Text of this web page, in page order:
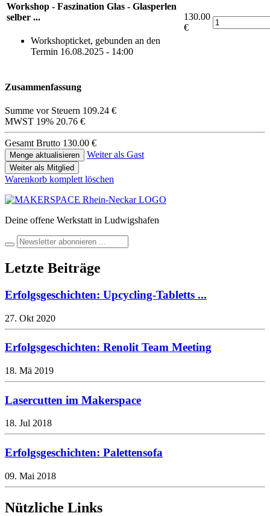
Workshop - Faszination Glas - Glasperlen
selber ...
Workshopticket, gebunden an den
Termin 16.08.2025 - 14:00
130.00
€
Zusammenfassung
Summe vor Steuern 109.24 €
MWST 19% 20.76 €
Gesamt Brutto 130.00 €
Weiter als Gast
Weiter als Mitglied
Warenkorb komplett löschen
Deine offene Werkstatt in Ludwigshafen
Letzte Beiträge
Erfolgsgeschichten: Upcycling-Tabletts ...
27. Okt 2020
Erfolgsgeschichten: Renolit Team Meeting
18. Mä 2019
Lasercutten im Makerspace
18. Jul 2018
Erfolgsgeschichten: Palettensofa
09. Mai 2018
Nützliche Links